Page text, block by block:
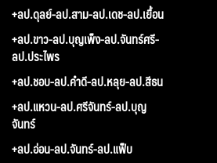
+ลป.ดุลย์-ลป.สาม-ลป.เดช-ลป.เยื้อน
+ลป.ขาว-ลป.บุญเพ็ง-ลป.จันทร์ศรี-
ลป.ประไพร
+ลป.ชอบ-ลป.คำดี-ลป.หลุย-ลป.สีธน
+ลป.แหวน-ลป.ศรีจันทร์-ลป.บุญ
จันทร์
+ลป.อ่อน-ลป.จันทร์-ลป.แฟ็บ